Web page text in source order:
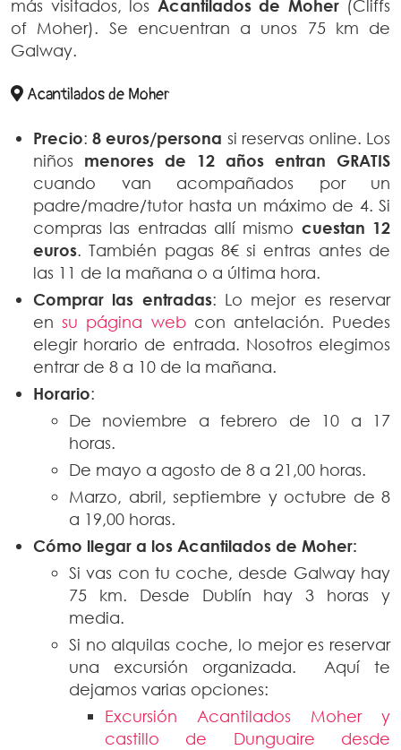
más visitados, los Acantilados de Moher (Cliffs
of Moher). Se encuentran a unos 75 km de
Galway.
Acantilados de Moher
Precio:8 euros/persona si reservas online. Los
niños menores de 12 años entran GRATIS
cuando van acompañados por un
padre/madre/tutor hasta un máximo de 4. Si
compras las entradas allí mismo cuestan 12
euros. También pagas 8€ si entras antes de
las 11 de la mañana o a última hora.
Comprar las entradas: Lo mejor es reservar
ensu página webcon antelación. Puedes
elegir horario de entrada. Nosotros elegimos
entrar de 8 a 10 de la mañana.
Horario:
De noviembre a febrero de 10 a 17
horas.
De mayo a agosto de 8 a 21,00 horas.
Marzo, abril, septiembre y octubre de 8
a 19,00 horas.
Cómo llegar a los Acantilados de Moher:
Si vas con tu coche, desde Galway hay
75 km. Desde Dublín hay 3 horas y
media.
Si no alquilas coche, lo mejor es reservar
una excursión organizada. Aquí te
dejamos varias opciones:
Excursión Acantilados Moher y
castillo de Dunguaire desde